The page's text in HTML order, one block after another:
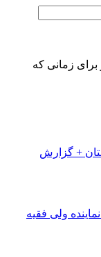
زمانی که
+ گزارش
ولی فقیه